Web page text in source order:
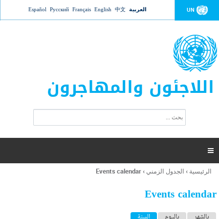
Jump to navigation UN العربية 中文
English
Français
Русский
Español
اللاجئون والمهاجرون
ت
ر
ل
ح
ب

أنت
هنا
الرئيسية › الجدول الزمني ›
Events calendar
Events calendar